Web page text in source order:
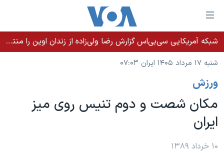
لینکهای
قابل
دسترسی
جهش
محتوای
اصلی
جهش
به
صفحه
خانه
نسخه سبک وب‌سایت
موضوع ها
ایران
آمریکا
جهان
برنامه های تلویزیونی
جدول برنامه ها
صفحه‌های ویژه
شبکه آمریکایی سی‌بی‌‌اس گزارش رضا ولی‌زاده از زندان اوین را منتشر کرد؛ کامران حکمتی پیش از آغاز شیمی‌درمانی به زندان بازگردانده شد
شنبه ۱۷ مرداد ۱۴۰۵ ایران ۰۷:۰۳
ورزش
مکان شصت و دوم تنیس روی میز
ایران
۱۰ خرداد ۱۳۸۹